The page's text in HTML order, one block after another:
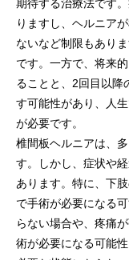
期待する治療法です
りますし、ヘルニア
ないなど制限もあり
です。一方で、将来
ることと、2回目以降
す可能性があり、人
が必要です。
椎間板ヘルニアは、
す。しかし、症状や
あります。特に、下
で手術が必要になる
らない場合や、疼痛
術が必要になる可能